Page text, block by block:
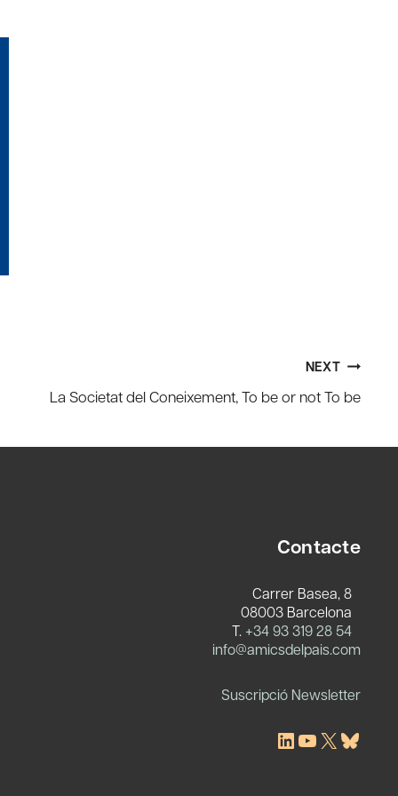
NEXT
La Societat del Coneixement, To be or not To be
Contacte
Carrer Basea, 8
08003 Barcelona
T. +34 93 319 28 54
info@amicsdelpais.com
Suscripció Newsletter
LinkedIn
YouTube
X